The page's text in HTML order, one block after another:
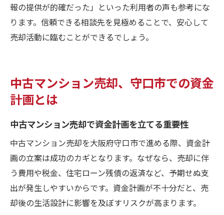
報の提供が的確だった」といった利用者の声も参考にな
ります。信頼できる相談先を見極めることで、安心して
売却活動に臨むことができるでしょう。
中古マンション売却、守口市での資金
計画とは
中古マンション売却で資金計画を立てる重要性
中古マンション売却を大阪府守口市で進める際、資金計
画の立案は成功のカギとなります。なぜなら、売却に伴
う費用や税金、住宅ローン残債の返済など、予期せぬ支
出が発生しやすいからです。資金計画が不十分だと、売
却後の生活設計に影響を及ぼすリスクが高まります。